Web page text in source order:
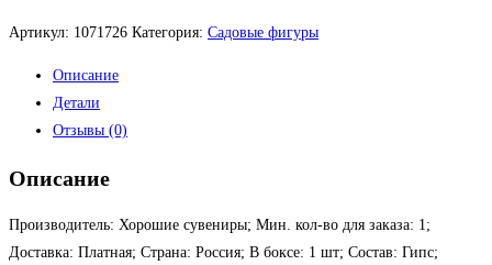
Артикул: 1071726 Категория: Садовые фигуры
Описание
Детали
Отзывы (0)
Описание
Производитель: Хорошие сувениры; Мин. кол-во для заказа: 1;
Доставка: Платная; Страна: Россия; В боксе: 1 шт; Состав: Гипс;